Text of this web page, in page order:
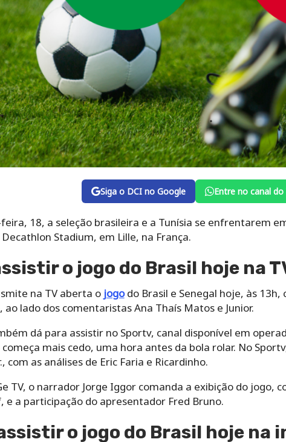
Siga o DCI no Google Entre no canal
18, a seleção brasileira e a Tunísia se enfrentarem
Stadium, em Lille, na França.
o jogo do Brasil hoje na
na TV aberta o jogodo Brasil e Senegal hoje, às
lado dos comentaristas Ana Thaís Matos e Junior.
dá para assistir no Sportv, canal disponível em
mais cedo, uma hora antes da bola rolar. No
com as análises de Eric Faria e Ricardinho.
TV, o narrador Jorge Iggor comanda a exibição do jogo,
e a participação do apresentador Fred Bruno.
o jogo do Brasil hoje na